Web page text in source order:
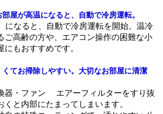
屋が高温になると、自動で冷房運転。
なると、自動で冷房運転を開始。温冷
ご高齢の方や、エアコン操作の困難な小
もおすすめです。
てお掃除しやすい。大切なお部屋に清潔
器・ファン エアーフィルターをすり抜
と内部にたまってしまいます。